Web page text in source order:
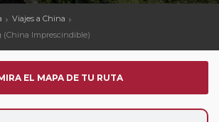
Viajes a China
(China Imprescindible)
EL MAPA DE TU RUTA